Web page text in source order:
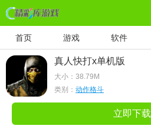
首页 游戏 软件
真人快打x单机版
大小： 38.79M
类别： 动作格斗
立即下载